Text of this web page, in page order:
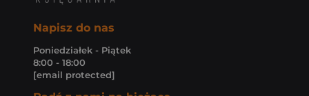
Napisz do nas
Poniedziałek - Piątek
8:00 - 18:00
[email protected]